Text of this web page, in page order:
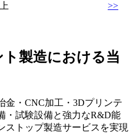
>>
製造における当
金・CNC加工・3Dプリンテ
・試験設備と強力なR&D能
ストップ製造サービスを実現